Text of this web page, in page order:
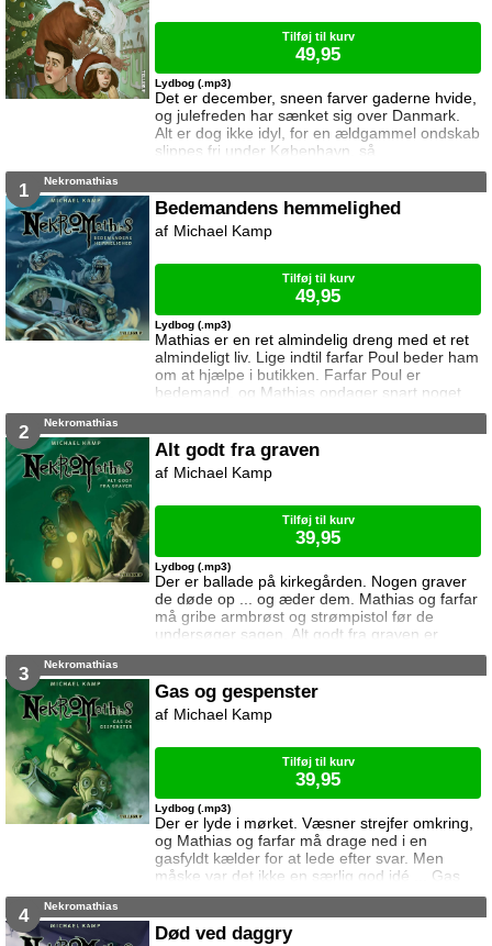
Det er december, sneen farver gaderne hvide,
og julefreden har sænket sig over Danmark.
Alt er dog ikke idyl, for en ældgammel ondskab
slippes fri under København, så
bedemandslærlingen Mathias, hans veninde
til og gøre hvad de altid gør: redde dagen! En
julehistorie i 24 dele fyldt med action,
julemænd og monstre. Glædelig december!
Lydbog (.mp3)
Tilføj til kurv
49,95
1 Nekromathias
Bedemandens hemmelighed
Mathias er en ret almindelig dreng med et ret
almindeligt liv. Lige indtil farfar Poul beder ham
om at hjælpe i butikken. Farfar Poul er
bedemand, og Mathias opdager snart noget
vigtigt ... de døde bliver ikke altid liggende.
serien Nekromathias.
Lydbog (.mp3)
Michael Kamp
Tilføj til kurv
49,95
2 Nekromathias
Alt godt fra graven
Der er ballade på kirkegården. Nogen graver
de døde op ... og æder dem. Mathias og farfar
må gribe armbrøst og strømpistol før de
undersøger sagen. Alt godt fra graven er
andet bind i serien Nekromathias.
Lydbog (.mp3)
Michael Kamp
Tilføj til kurv
39,95
3 Nekromathias
Gas og gespenster
Der er lyde i mørket. Væsner strejfer omkring,
og Mathias og farfar må drage ned i en
gasfyldt kælder for at lede efter svar. Men
måske var det ikke en særlig god idé ... Gas
og gespenster er tredje bind i serien
Lydbog (.mp3)
Michael Kamp
Tilføj til kurv
39,95
4 Nekromathias
Død ved daggry